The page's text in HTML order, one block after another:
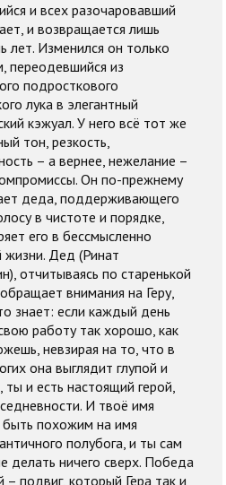
и всех разочаровавший
и возвращается лишь
лет. Изменился он только
переодевшийся из
подросткового
лука в элегантный
кэжуал. У него всё тот же
тон, резкость,
– а вернее, нежелание –
Он по-прежнему
деда, поддерживающего
в чистоте и порядке,
его в бессмысленно
Дед (Ринат
отчитываясь по старенькой
внимания на Геру,
знает: если каждый день
работу так хорошо, как
невзирая на то, что в
она выглядит глупой и
ты и есть настоящий герой,
И твоё имя
похожим на имя
полубога, и ты сам
делать ничего сверх. Победа
– подвиг, который Гера так и